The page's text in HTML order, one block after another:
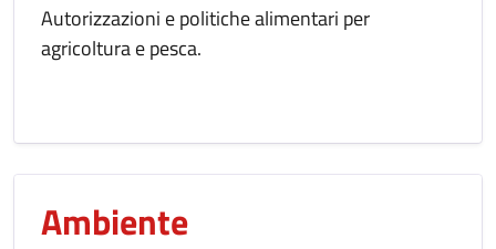
Autorizzazioni e politiche alimentari per
agricoltura e pesca.
Ambiente